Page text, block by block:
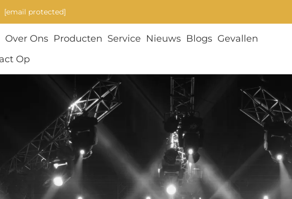
[email protected]
Over Ons Producten Service Nieuws Blogs Gevallen
Op